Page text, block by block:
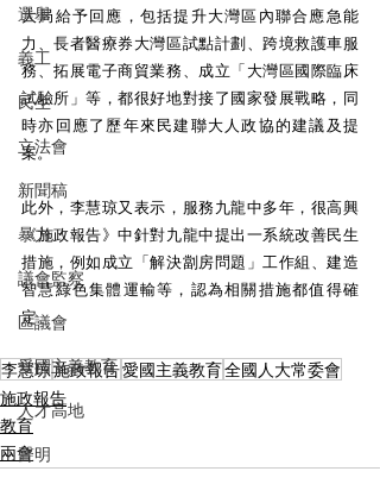
選舉
義工
民生
立法會
新聞稿
暴力
議會監察
區議會
愛國主義教育
人才高地
聲明
大局給予回應，包括提升大灣區內聯合應急能
力、長者醫療券大灣區試點計劃、跨境救護車服
務、拓展電子商貿業務、成立「大灣區國際臨床
試驗所」等，都很好地對接了國家發展戰略，同
時亦回應了歷年來民建聯大人政協的建議及提
案。
此外，李慧琼又表示，服務九龍中多年，很高興
《施政報告》中針對九龍中提出一系統改善民生
措施，例如成立「解決劏房問題」工作組、建造
智慧綠色集體運輸等，認為相關措施都值得確
定。
李慧琼施政報告愛國主義教育全國人大常委會
施政報告
教育
兩會